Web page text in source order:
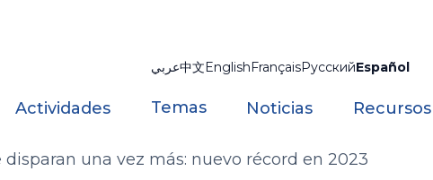
عربي中文EnglishFrançaisРусскийEspañol
Actividades Temas Noticias Recursos
una vez más: nuevo récord en 2023